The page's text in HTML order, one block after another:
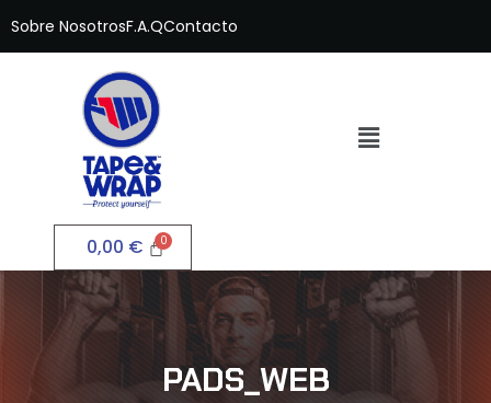
Sobre NosotrosF.A.QContacto
0,00 €
PADS_WEB